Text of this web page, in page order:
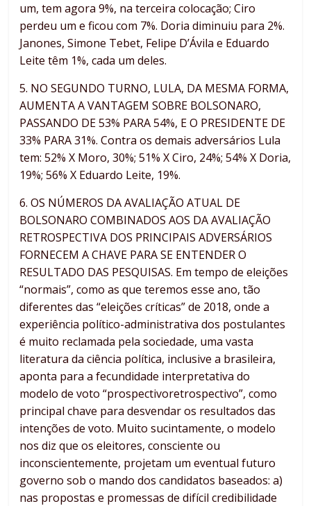
um, tem agora 9%, na terceira colocação; Ciro
perdeu um e ficou com 7%. Doria diminuiu para 2%.
Janones, Simone Tebet, Felipe D’Ávila e Eduardo
Leite têm 1%, cada um deles.
5. NO SEGUNDO TURNO, LULA, DA MESMA FORMA,
AUMENTA A VANTAGEM SOBRE BOLSONARO,
PASSANDO DE 53% PARA 54%, E O PRESIDENTE DE
33% PARA 31%. Contra os demais adversários Lula
tem: 52% X Moro, 30%; 51% X Ciro, 24%; 54% X Doria,
19%; 56% X Eduardo Leite, 19%.
6. OS NÚMEROS DA AVALIAÇÃO ATUAL DE
BOLSONARO COMBINADOS AOS DA AVALIAÇÃO
RETROSPECTIVA DOS PRINCIPAIS ADVERSÁRIOS
FORNECEM A CHAVE PARA SE ENTENDER O
RESULTADO DAS PESQUISAS. Em tempo de eleições
“normais”, como as que teremos esse ano, tão
diferentes das “eleições críticas” de 2018, onde a
experiência político-administrativa dos postulantes
é muito reclamada pela sociedade, uma vasta
literatura da ciência política, inclusive a brasileira,
aponta para a fecundidade interpretativa do
modelo de voto “prospectivoretrospectivo”, como
principal chave para desvendar os resultados das
intenções de voto. Muito sucintamente, o modelo
nos diz que os eleitores, consciente ou
inconscientemente, projetam um eventual futuro
governo sob o mando dos candidatos baseados: a)
nas propostas e promessas de difícil credibilidade